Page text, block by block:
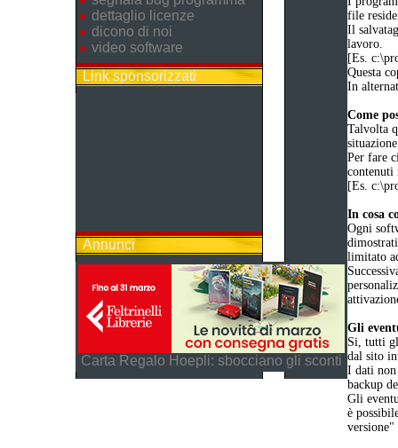
dettaglio licenze
dicono di noi
video software
Link sponsorizzati
Annunci
Carta Regalo Hoepli: sbocciano gli sconti
file
Il
lavoro.
[Es.
Questa
In
Come
Talvolta
Per fare
contenuti
[Es.
In cosa
Ogni
limitato
Gli
Si, tutti
dal sito
I dati
backup
Gli
è
versione"